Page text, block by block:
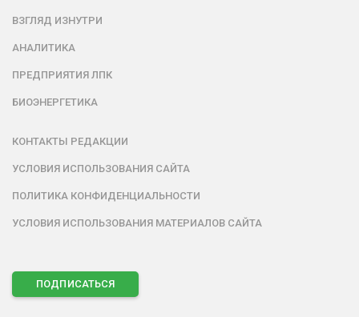
ВЗГЛЯД ИЗНУТРИ
АНАЛИТИКА
ПРЕДПРИЯТИЯ ЛПК
БИОЭНЕРГЕТИКА
КОНТАКТЫ РЕДАКЦИИ
УСЛОВИЯ ИСПОЛЬЗОВАНИЯ САЙТА
ПОЛИТИКА КОНФИДЕНЦИАЛЬНОСТИ
УСЛОВИЯ ИСПОЛЬЗОВАНИЯ МАТЕРИАЛОВ САЙТА
ПОДПИСАТЬСЯ